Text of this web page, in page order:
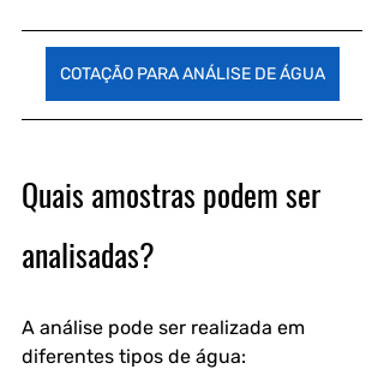
COTAÇÃO PARA ANÁLISE DE ÁGUA
Quais amostras podem ser
analisadas?
A análise pode ser realizada em
diferentes tipos de água: